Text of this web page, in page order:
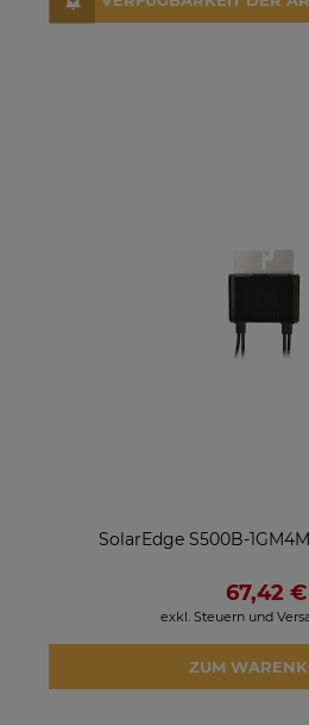
SolarEdge S500B-
67,42 €
exkl. Steuern und
ZUM